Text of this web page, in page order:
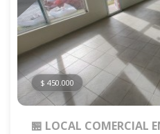
$ 450.000
🏪 LOCAL COMERCIAL